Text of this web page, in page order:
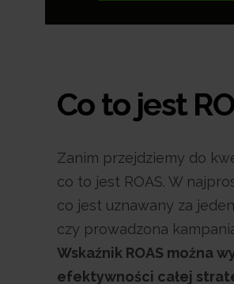
Co to jest
Zanim przejdziemy do
co to jest ROAS. W
co jest uznawany za
czy prowadzona
Wskaźnik ROAS można
efektywności całej